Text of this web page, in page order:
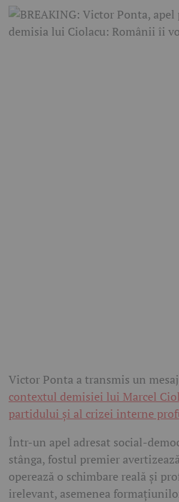
Victor Ponta a transmis un
contextul demisiei lui Marcel
partidului și al crizei interne
Într-un apel adresat social-
stânga, fostul premier
operează o schimbare reală și
irelevant, asemenea